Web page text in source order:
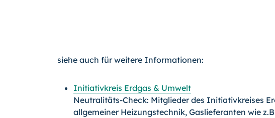
siehe auch für weitere Informationen:
Initiativkreis Erdgas & Umwelt
Neutralitäts-Check: Mitglieder des Initiativkreises
allgemeiner Heizungstechnik, Gaslieferanten wie